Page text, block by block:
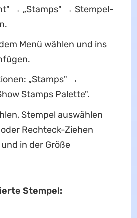
→ „Stamps" → Stempel-
Menü wählen und ins
„Stamps" →
Stamps Palette".
Stempel auswählen
Rechteck-Ziehen
in der Größe
Stempel: